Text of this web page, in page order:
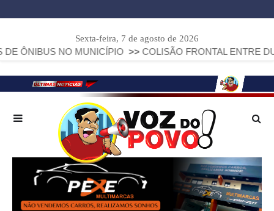
Sexta-feira, 7 de agosto de 2026
NO MUNICÍPIO >> COLISÃO FRONTAL ENTRE DUAS FIAT